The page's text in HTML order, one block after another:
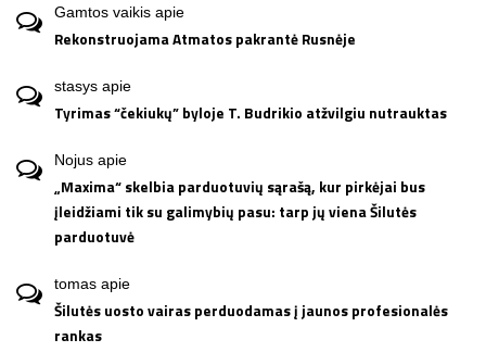
Gamtos vaikis apie
Rekonstruojama Atmatos pakrantė Rusnėje
stasys apie
Tyrimas “čekiukų” byloje T. Budrikio atžvilgiu nutrauktas
Nojus apie
„Maxima“ skelbia parduotuvių sąrašą, kur pirkėjai bus
įleidžiami tik su galimybių pasu: tarp jų viena Šilutės
parduotuvė
tomas apie
Šilutės uosto vairas perduodamas į jaunos profesionalės
rankas